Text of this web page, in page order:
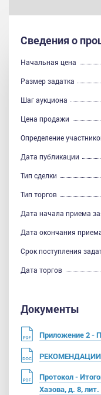
Сведения о
Начальная цена
Размер задатка
Шаг аукциона
Цена продажи
Определение
Дата публикации
Тип сделки
Тип торгов
Дата начала приема
Дата окончания
Срок поступления
Дата торгов
Документы
Приложение 2 -
Протокол -
Хазова, д. 8,